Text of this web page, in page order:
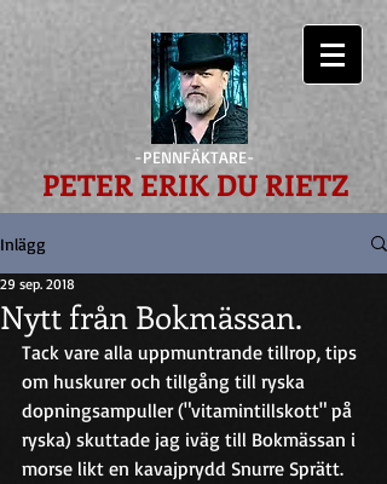
-PENNFÄKTARE-
PETER ERIK DU RIETZ
Inlägg
Nytt från Bokmässan.
29 sep. 2018
Tack vare alla uppmuntrande tillrop, tips
om huskurer och tillgång till ryska
dopningsampuller ("vitamintillskott" på
ryska) skuttade jag iväg till Bokmässan i
morse likt en kavajprydd Snurre Sprätt.